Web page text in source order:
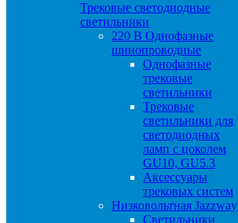
Трековые светодиодные
светильники
220 B Однофазные
шинопроводные
Однофазные
трековые
светильники
Трековые
светильники для
светодиодных
ламп с цоколем
GU10, GU5.3
Аксессуары
трековых систем
Низковольтная Jazzway
Светильники